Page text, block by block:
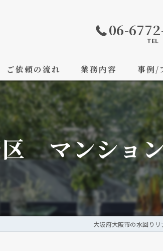
06-
TEL
ご依頼の流れ 業務内容 事例/
マンショ
大阪府大阪市の水回り